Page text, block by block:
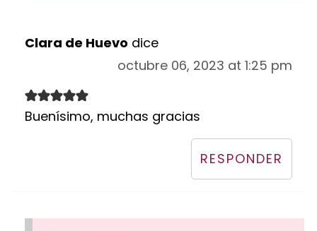
Clara de Huevo dice
octubre 06, 2023 at 1:25 pm
Buenísimo, muchas gracias
RESPONDER